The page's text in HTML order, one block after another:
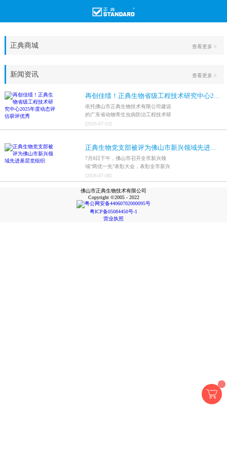
正典商城 查看更多 >
新闻资讯
再创佳绩！正典生物省级工程技术研究中心2025年度动态评估获评优秀
依托佛山市正典生物技术有限公司建设
的广东省动物寄生虫病防治工程技术研
究中心，在全省参评科研平台中综合表
现突出，成功获评最高评价等级“优
[2026-07-13]
正典生物党支部被评为佛山市新兴领域先进基层党组织
7月8日下午，佛山市召开全市新兴领
域“两优一先”表彰大会，表彰全市新兴
领域优秀共产党员、优秀党务工作者和
先进基层党组织，中共佛山市正典生物
技术有限公司支部委员会被评为佛山市
新兴领域先进基层党组织。
[2026-07-08]
查看更多 >
佛山市正典生物技术有限公司
Copyright ©2005 - 2022
粤公网安备44060702000095号
粤ICP备05084450号-1
营业执照